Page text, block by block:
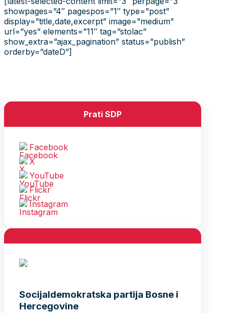
showpages=”4″ pagespos=”1″ type=”post”
display=”title,date,excerpt” image=”medium”
url=”yes” elements=”11″ tag=”stolac”
show_extra=”ajax_pagination” status=”publish”
orderby=”dateD”]
Prati SDP
Facebook
X
YouTube
Flickr
Instagram
Socijaldemokratska partija Bosne i
Hercegovine